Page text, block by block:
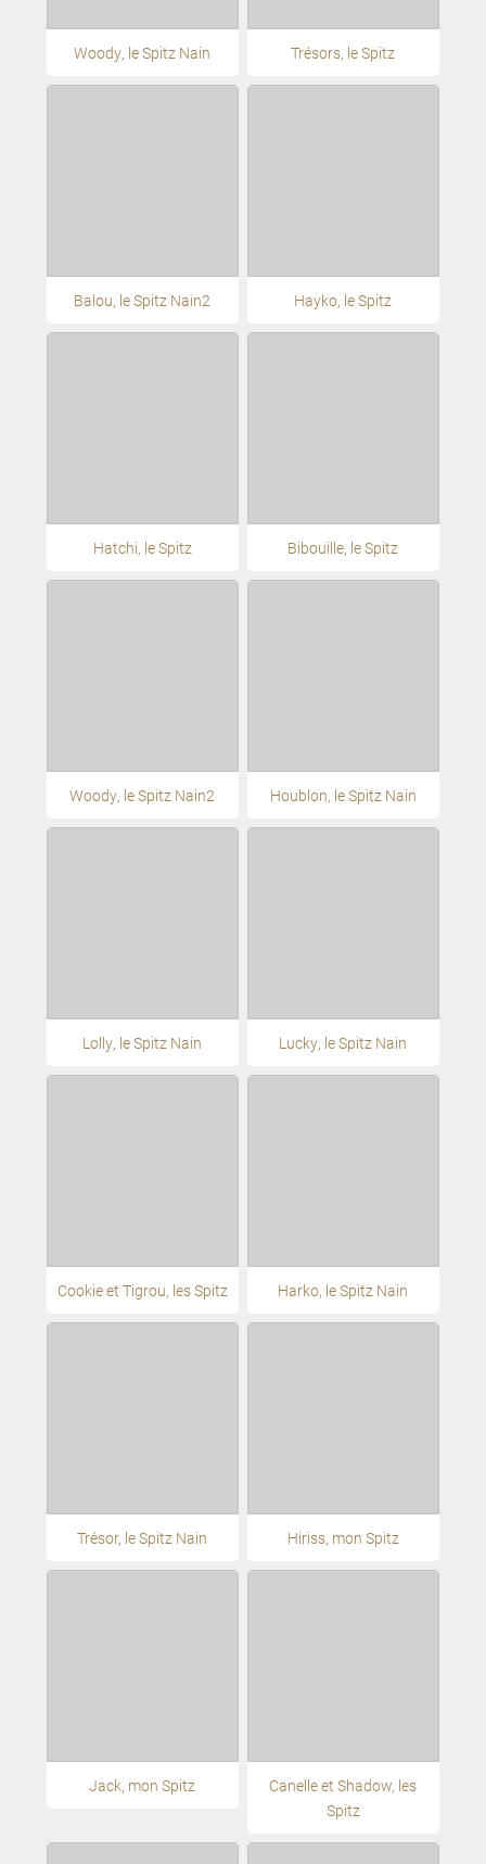
Woody, le Spitz Nain Trésors, le Spitz
Balou, le Spitz Nain2 Hayko, le Spitz
Hatchi, le Spitz Bibouille, le Spitz
Woody, le Spitz Nain2 Houblon, le Spitz Nain
Lolly, le Spitz Nain Lucky, le Spitz Nain
Cookie et Tigrou, les Spitz Harko, le Spitz Nain
Trésor, le Spitz Nain Hiriss, mon Spitz
Jack, mon Spitz
Canelle et Shadow, les
Spitz